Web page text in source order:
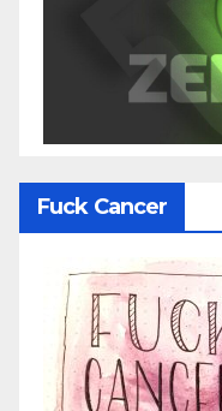
Fuck Cancer